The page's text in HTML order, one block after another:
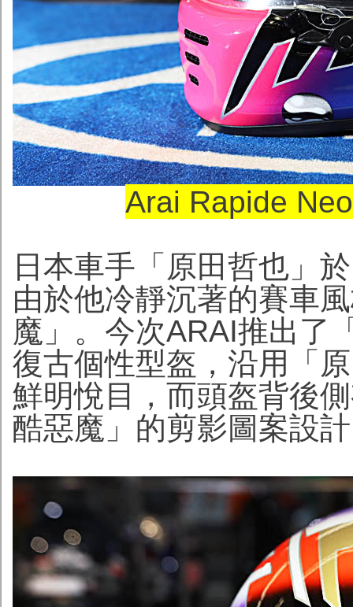
Arai Rapide
日本車手「原田哲也」
由於他冷靜沉著的賽車
魔」。今次ARAI推出了
復古個性型盔，沿用「
鮮明悅目，而頭盔背後
酷惡魔」的剪影圖案設